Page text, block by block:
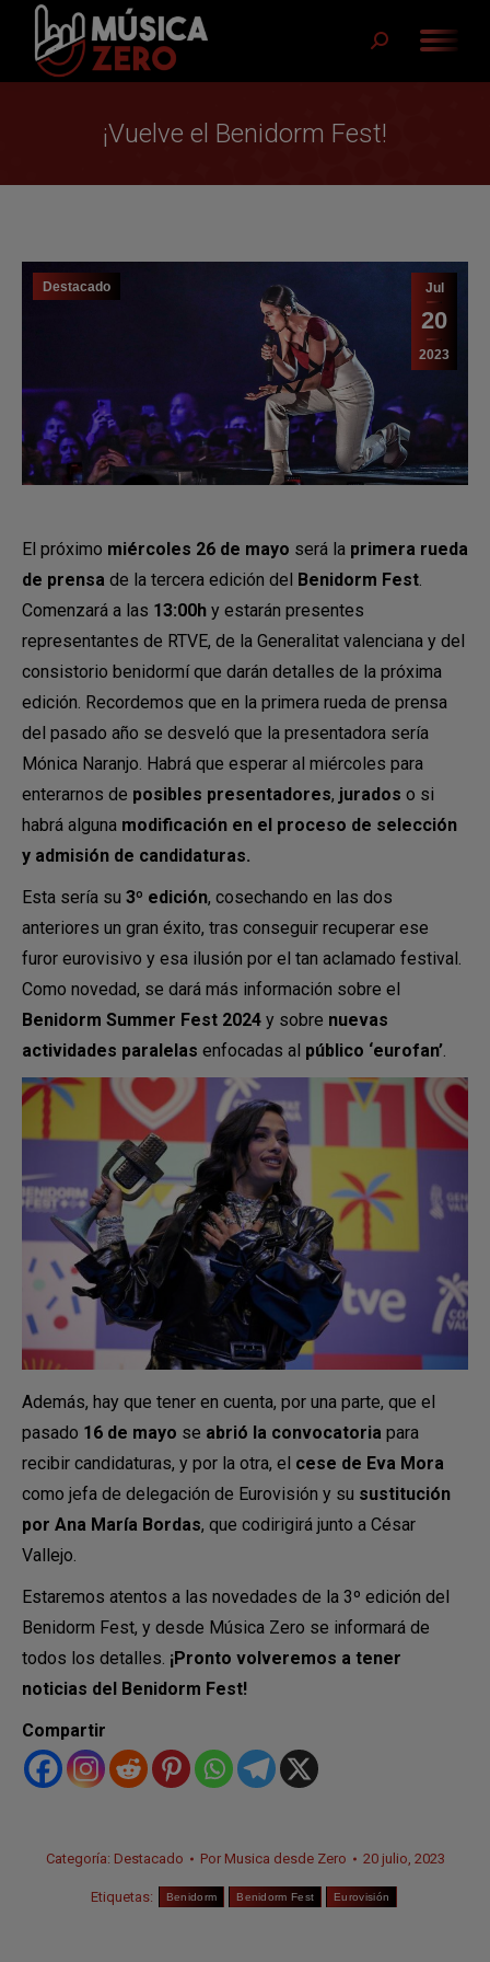
Buscar:
¡Vuelve el Benidorm Fest!
Jul
20
2023
Destacado
El próximo miércoles 26 de mayo será la primera rueda
de prensa de la tercera edición del Benidorm Fest.
Comenzará a las 13:00h y estarán presentes
representantes de RTVE, de la Generalitat valenciana y del
consistorio benidormí que darán detalles de la próxima
edición. Recordemos que en la primera rueda de prensa
del pasado año se desveló que la presentadora sería
Mónica Naranjo. Habrá que esperar al miércoles para
enterarnos de posibles presentadores, jurados o si
habrá alguna modificación en el proceso de selección
y admisión de candidaturas.
Esta sería su 3º edición, cosechando en las dos
anteriores un gran éxito, tras conseguir recuperar ese
furor eurovisivo y esa ilusión por el tan aclamado festival.
Como novedad, se dará más información sobre el
Benidorm Summer Fest 2024 y sobre nuevas
actividades paralelas enfocadas al público ‘eurofan’.
Además, hay que tener en cuenta, por una parte, que el
pasado 16 de mayo se abrió la convocatoria para
recibir candidaturas, y por la otra, el cese de Eva Mora
como jefa de delegación de Eurovisión y su sustitución
por Ana María Bordas, que codirigirá junto a César
Vallejo.
Estaremos atentos a las novedades de la 3º edición del
Benidorm Fest, y desde Música Zero se informará de
todos los detalles. ¡Pronto volveremos a tener
noticias del Benidorm Fest!
Compartir
Categoría: Destacado Por Musica desde Zero 20 julio, 2023
Etiquetas: Benidorm Benidorm Fest Eurovisión